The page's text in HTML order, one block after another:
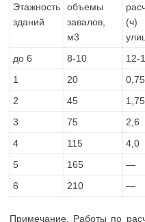
Этажность
зданий
объемы
завалов,
м3
(ч)
до 6
8-10
12-
1
20 0,75
2
45 1,75
3
75 2,6
4
115 4,0
5
165 —
6
210 —
Примечание. Работы по